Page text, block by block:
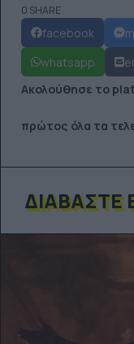
0 SHARE
facebook
whatsapp
Ακολούθησε το
πρώτος όλα τα
ΔΙΑΒΆΣΤΕ